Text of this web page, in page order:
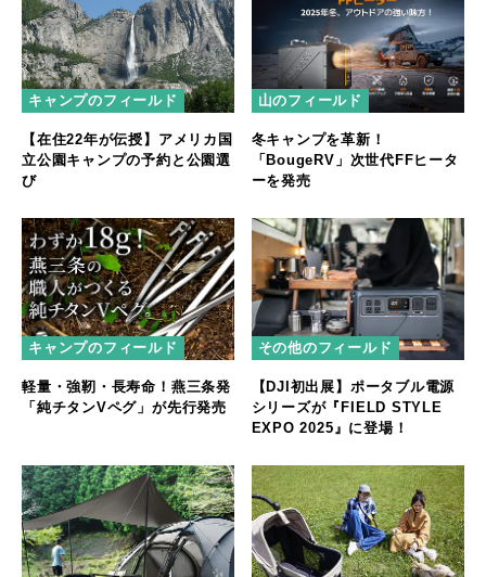
キャンプのフィールド
【在住22年が伝授】アメリカ国
立公園キャンプの予約と公園選
び
山のフィールド
冬キャンプを革新！
「BougeRV」次世代FFヒータ
ーを発売
キャンプのフィールド
軽量・強靭・長寿命！燕三条発
「純チタンVペグ」が先行発売
その他のフィールド
【DJI初出展】ポータブル電源
シリーズが『FIELD STYLE
EXPO 2025』に登場！